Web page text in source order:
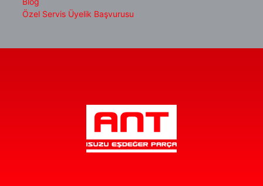
Özel Servis Üyelik Başvurusu